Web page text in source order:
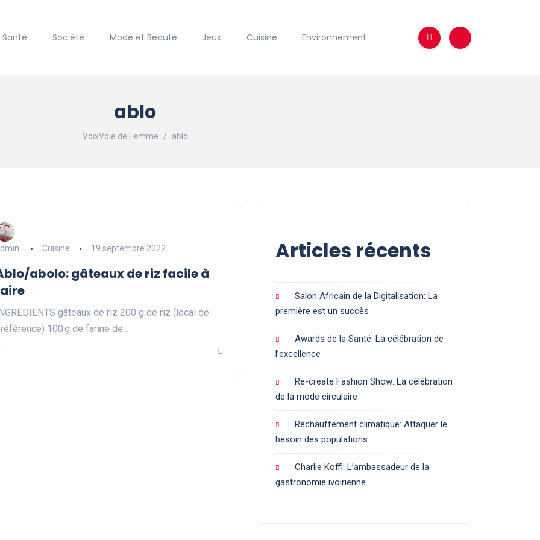
Santé Société Mode et Beauté Jeux Cuisine Environnement
ablo
VoixVoie de Femme ablo
Cuisine 19 septembre 2022
abolo: gâteaux de riz facile à
gâteaux de riz 200 g de riz (local de
100 g de farine de…
Articles récents
Salon Africain de la Digitalisation: La
première est un succès
Awards de la Santé: La célébration de
l’excellence
Re-create Fashion Show: La célébration
de la mode circulaire
Réchauffement climatique: Attaquer le
besoin des populations
Charlie Koffi: L’ambassadeur de la
gastronomie ivoirienne